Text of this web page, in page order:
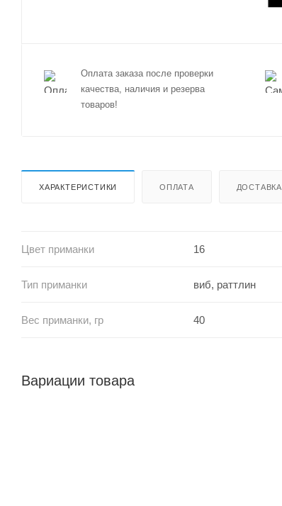
Оплата заказа после проверки
качества, наличия и резерва
товаров!
ХАРАКТЕРИСТИКИ ОПЛАТА ДОСТАВКА
Цвет приманки 16
Тип приманки виб, раттлин
Вес приманки, гр 40
Вариации товара